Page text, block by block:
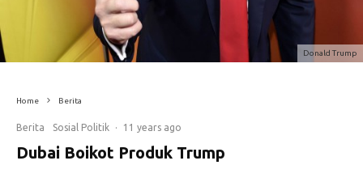
Donald Trump
Home Berita
Berita Sosial Politik · 11 years ago
Dubai Boikot Produk Trump